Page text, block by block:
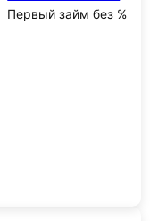
Первый займ без %